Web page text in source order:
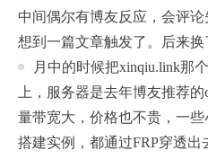
中间偶尔有博友反应，会评
想到一篇文章触发了。后来换
月中的时候把xinqiu.link那
上，服务器是去年博友推荐
量带宽大，价格也不贵，一
搭建实例，都通过FRP穿透